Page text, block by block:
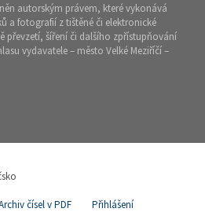
autorským právem, které vykonává
a fotografií z tištěné či elektronické
převzetí, šíření či dalšího zpřístupňování
vydavatele – město Velké Meziříčí –
čísel v PDF Přihlášení